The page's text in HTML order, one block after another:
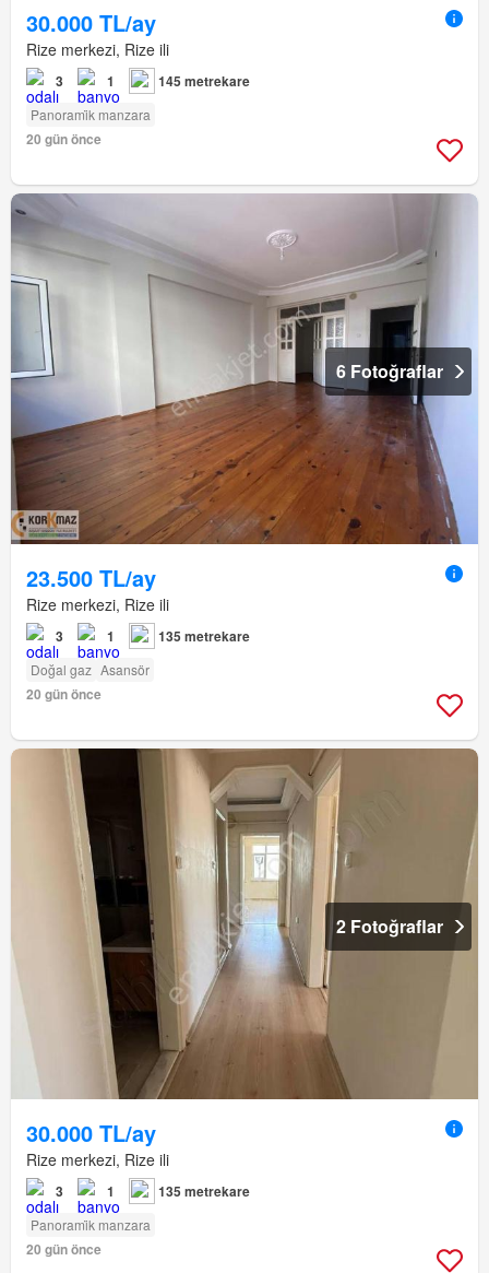
30.000 TL/ay
Rize merkezi, Rize ili
3 1 145 metrekare
Panorami̇k manzara
20 gün önce
6 Fotoğraflar
23.500 TL/ay
Rize merkezi, Rize ili
3 1 135 metrekare
Doğal gaz Asansör
20 gün önce
2 Fotoğraflar
30.000 TL/ay
Rize merkezi, Rize ili
3 1 135 metrekare
Panorami̇k manzara
20 gün önce